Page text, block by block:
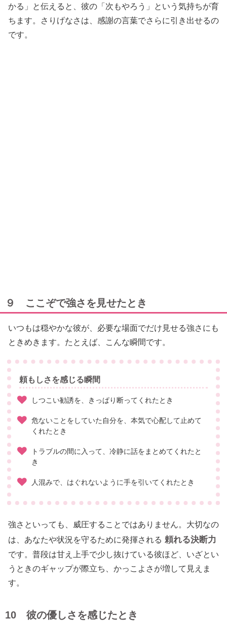
かる」と伝えると、彼の「次もやろう」という気持ちが育
ちます。さりげなさは、感謝の言葉でさらに引き出せるの
です。
９ ここぞで強さを見せたとき
いつもは穏やかな彼が、必要な場面でだけ見せる強さにも
ときめきます。たとえば、こんな瞬間です。
頼もしさを感じる瞬間
しつこい勧誘を、きっぱり断ってくれたとき
危ないことをしていた自分を、本気で心配して止めて
くれたとき
トラブルの間に入って、冷静に話をまとめてくれたと
き
人混みで、はぐれないように手を引いてくれたとき
強さといっても、威圧することではありません。大切なの
は、あなたや状況を守るために発揮される 頼れる決断力
です。普段は甘え上手で少し抜けている彼ほど、いざとい
うときのギャップが際立ち、かっこよさが増して見えま
す。
10 彼の優しさを感じたとき